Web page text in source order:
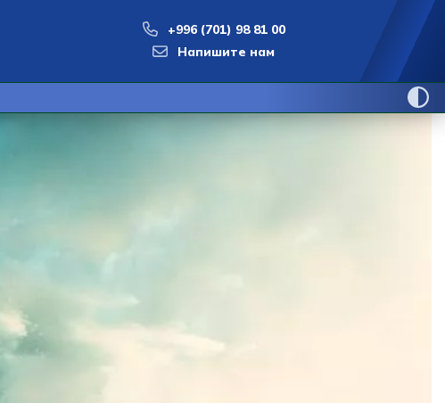
+996 (701) 98 81 00
Напишите нам